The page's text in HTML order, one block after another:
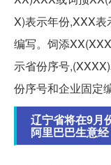
X)表示年份,XXX表
编写。饲添
示省份序号
份序号和企业固定
辽宁省将在9月
阿里巴巴生意经